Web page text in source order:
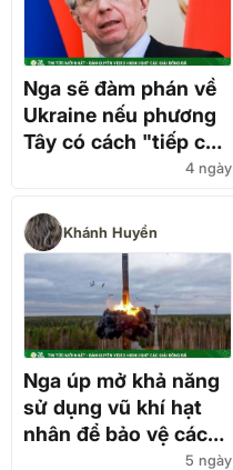
Nga sẽ đàm phán về
Ukraine nếu phương
Tây có cách "tiếp cận
4 ngày
Khánh Huyền
Nga úp mở khả năng
sử dụng vũ khí hạt
nhân để bảo vệ các
5 ngày